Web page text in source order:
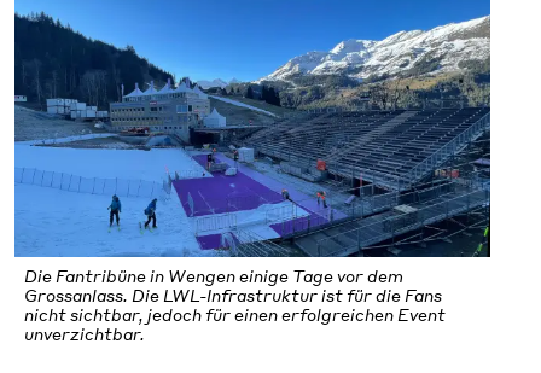
Die Fantribüne in Wengen einige Tage vor dem
Grossanlass. Die LWL-Infrastruktur ist für die Fans
nicht sichtbar, jedoch für einen erfolgreichen Event
unverzichtbar.